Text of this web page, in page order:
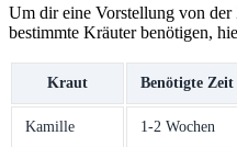
Um dir eine Vorstellung von der
bestimmte Kräuter‌ benötigen,⁢
Kraut Benötigte
Kamille 1-2 Wochen